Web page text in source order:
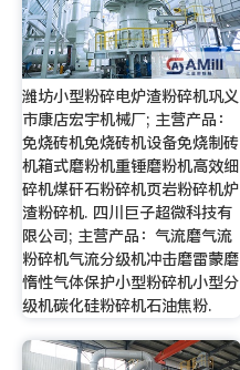
潍坊小型粉碎电炉渣粉碎机巩义
市康店宏宇机械厂; 主营产品：
免烧砖机免烧砖机设备免烧制砖
机箱式磨粉机重锤磨粉机高效细
碎机煤矸石粉碎机页岩粉碎机炉
渣粉碎机. 四川巨子超微科技有
限公司; 主营产品：气流磨气流
粉碎机气流分级机冲击磨雷蒙磨
惰性气体保护小型粉碎机小型分
级机碳化硅粉碎机石油焦粉.